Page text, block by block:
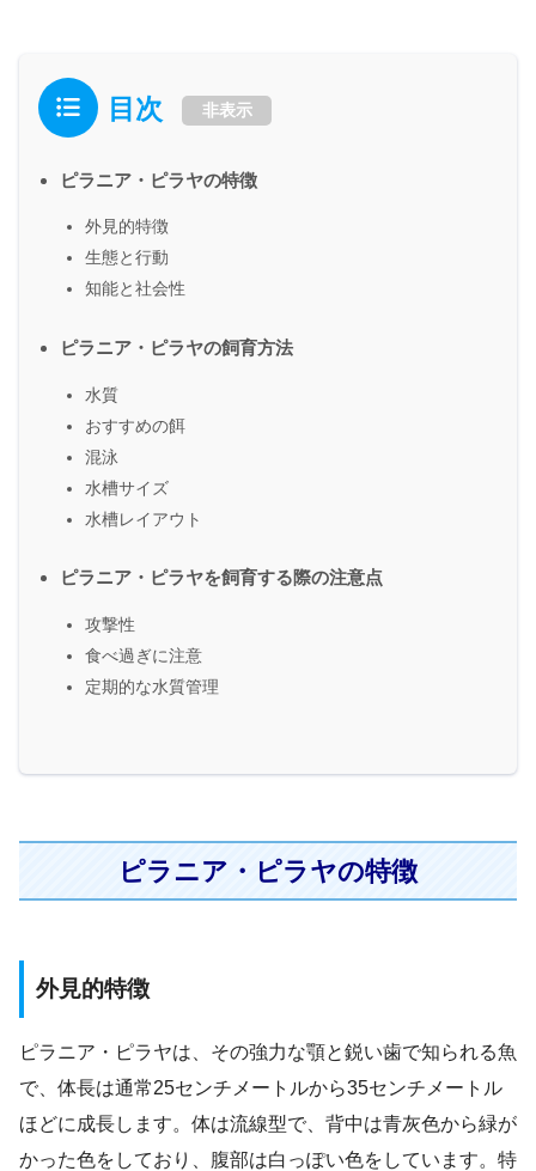
目次 非表示
ピラニア・ピラヤの特徴
外見的特徴
生態と行動
知能と社会性
ピラニア・ピラヤの飼育方法
水質
おすすめの餌
混泳
水槽サイズ
水槽レイアウト
ピラニア・ピラヤを飼育する際の注意点
攻撃性
食べ過ぎに注意
定期的な水質管理
ピラニア・ピラヤの特徴
外見的特徴
ピラニア・ピラヤは、その強力な顎と鋭い歯で知られる魚
で、体長は通常25センチメートルから35センチメートル
ほどに成長します。体は流線型で、背中は青灰色から緑が
かった色をしており、腹部は白っぽい色をしています。特